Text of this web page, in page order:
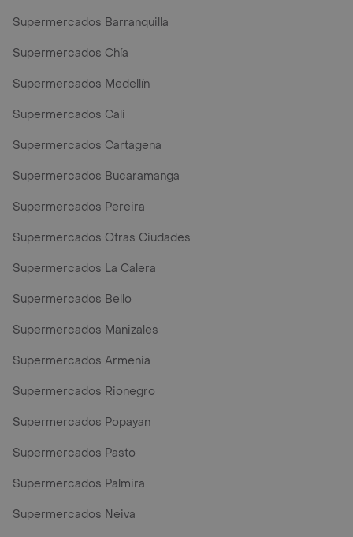
Supermercados Barranquilla
Supermercados Chía
Supermercados Medellín
Supermercados Cali
Supermercados Cartagena
Supermercados Bucaramanga
Supermercados Pereira
Supermercados Otras Ciudades
Supermercados La Calera
Supermercados Bello
Supermercados Manizales
Supermercados Armenia
Supermercados Rionegro
Supermercados Popayan
Supermercados Pasto
Supermercados Palmira
Supermercados Neiva